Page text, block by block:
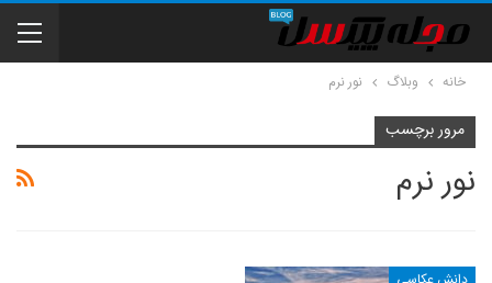
خانه وبلاگ نور نرم
مرور برچسب
نور نرم